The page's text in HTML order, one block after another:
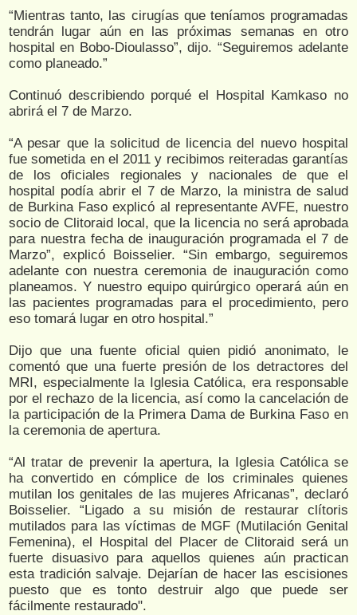
“Mientras tanto, las cirugías que teníamos programadas
tendrán lugar aún en las próximas semanas en otro
hospital en Bobo-Dioulasso”, dijo. “Seguiremos adelante
como planeado.”
Continuó describiendo porqué el Hospital Kamkaso no
abrirá el 7 de Marzo.
“A pesar que la solicitud de licencia del nuevo hospital
fue sometida en el 2011 y recibimos reiteradas garantías
de los oficiales regionales y nacionales de que el
hospital podía abrir el 7 de Marzo, la ministra de salud
de Burkina Faso explicó al representante AVFE, nuestro
socio de Clitoraid local, que la licencia no será aprobada
para nuestra fecha de inauguración programada el 7 de
Marzo”, explicó Boisselier. “Sin embargo, seguiremos
adelante con nuestra ceremonia de inauguración como
planeamos. Y nuestro equipo quirúrgico operará aún en
las pacientes programadas para el procedimiento, pero
eso tomará lugar en otro hospital.”
Dijo que una fuente oficial quien pidió anonimato, le
comentó que una fuerte presión de los detractores del
MRI, especialmente la Iglesia Católica, era responsable
por el rechazo de la licencia, así como la cancelación de
la participación de la Primera Dama de Burkina Faso en
la ceremonia de apertura.
“Al tratar de prevenir la apertura, la Iglesia Católica se
ha convertido en cómplice de los criminales quienes
mutilan los genitales de las mujeres Africanas”, declaró
Boisselier. “Ligado a su misión de restaurar clítoris
mutilados para las víctimas de MGF (Mutilación Genital
Femenina), el Hospital del Placer de Clitoraid será un
fuerte disuasivo para aquellos quienes aún practican
esta tradición salvaje. Dejarían de hacer las escisiones
puesto que es tonto destruir algo que puede ser
fácilmente restaurado".